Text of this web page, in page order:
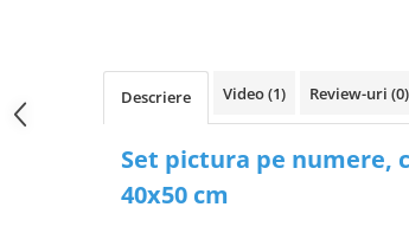
Descriere Video(1) Review-uri (0)
Set pictura pe numere,
40x50 cm